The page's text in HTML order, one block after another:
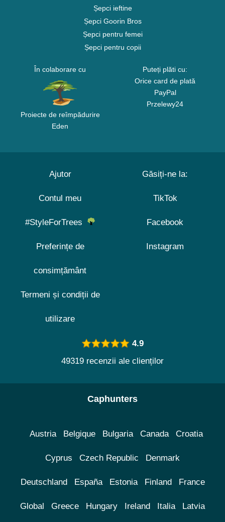
Șepci ieftine
Șepci Goorin Bros
Șepci pentru femei
Șepci pentru copii
În colaborare cu
Proiecte de reîmpădurire
Eden
Puteți plăti cu:
Orice card de plată
PayPal
Przelewy24
Ajutor
Contul meu
#StyleForTrees
Preferințe de
consimțământ
Termeni și condiții de
utilizare
Găsiți-ne la:
TikTok
Facebook
Instagram
4.9
49319 recenzii ale clienților
Caphunters
Austria Belgique Bulgaria Canada Croatia
Cyprus Czech Republic Denmark
Deutschland España Estonia Finland France
Global Greece Hungary Ireland Italia Latvia